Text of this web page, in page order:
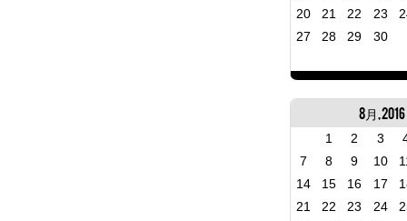
20
21 22 23
27
28 29 30
8月, 2016
1 2 3
7
8 9 10
14
15 16 17
21
22 23 24